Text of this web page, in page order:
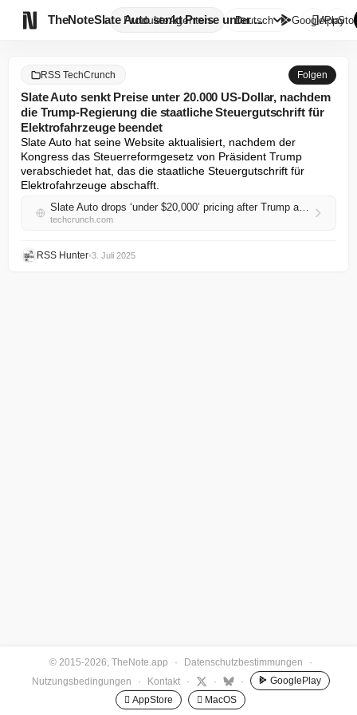
TheNote ProdukteAgenten
Slate Auto senkt Preise unter ...
Deutsch GooglePlay

RSS TechCrunch Folgen
Slate Auto senkt Preise unter 20.000 US-Dollar, nachdem
die Trump-Regierung die staatliche Steuergutschrift für
Elektrofahrzeuge beendet
Slate Auto hat seine Website aktualisiert, nachdem der
Kongress das Steuerreformgesetz von Präsident Trump
verabschiedet hat, das die staatliche Steuergutschrift für
Elektrofahrzeuge abschafft.
Slate Auto drops ‘under $20,000’ pricing after Trump administration ends federal EV tax credit
techcrunch.com
RSS Hunter•3. Juli 2025
© 2015-2026, TheNote.app · Datenschutzbestimmungen
·
Nutzungsbedingungen
· Kontakt · · ·
GooglePlay
 AppStore
 MacOS